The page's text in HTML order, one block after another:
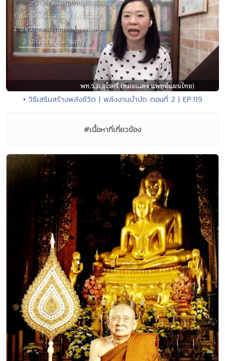
• วิธีเสริมสร้างพลังชีวิต | พลังงานบำบัด ตอนที่ 2 | EP.119
#เนื้อหาที่เกี่ยวข้อง